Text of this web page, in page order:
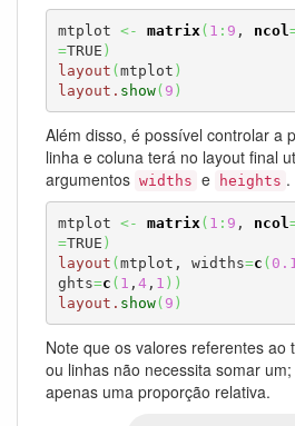
mtplot <- matrix ( 1 : 9 , ncol
=TRUE )
layout (mtplot )
layout. show( 9 )
Além disso, é possível controlar a
linha e coluna terá no layout final
argumentos widths e heights .
mtplot <- matrix ( 1 : 9 , ncol
=TRUE )
layout (mtplot, widths=c ( 0.1
ghts=c ( 1 , 4, 1 ) )
layout. show( 9 )
Note que os valores referentes ao
ou linhas não necessita somar
apenas uma proporção relativa.